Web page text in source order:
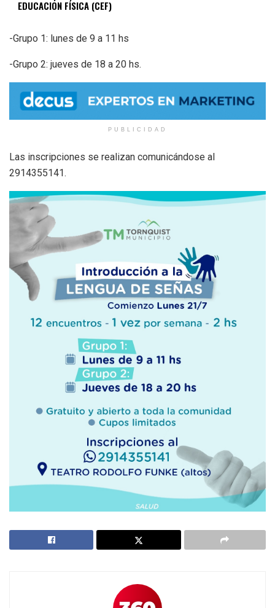
EDUCACIÓN FÍSICA (CEF)
-Grupo 1: lunes de 9 a 11 hs
-Grupo 2: jueves de 18 a 20 hs.
PUBLICIDAD
Las inscripciones se realizan comunicándose al
2914355141.